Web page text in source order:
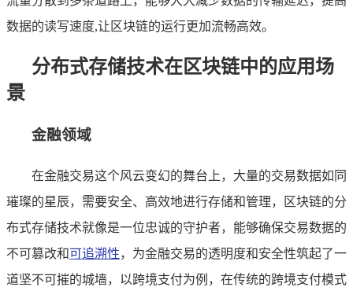
数据的读写速度,让区块链的运行更加流畅高效。
分布式存储技术在区块链中的应用场
景
金融领域
在金融交易这个风云变幻的舞台上，大量的交易数据如同
璀璨的星辰，需要安全、高效地进行存储和管理，区块链的分
布式存储技术就像是一位忠诚的守护者，能够确保交易数据的
不可篡改和可追溯性，为金融交易的透明度和安全性筑起了一
道坚不可摧的城墙，以跨境支付为例，在传统的跨境支付模式